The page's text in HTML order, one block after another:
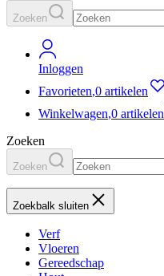
Zoeken
Inloggen
Favorieten,0 artikelen
Winkelwagen,0 artikelen
Zoeken
Zoeken
Zoekbalk sluiten
Verf
Vloeren
Gereedschap